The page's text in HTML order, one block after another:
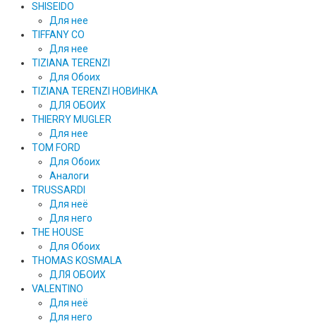
SHISEIDO
Для нее
TIFFANY CO
Для нее
TIZIANA TERENZI
Для Обоих
TIZIANA TERENZI НОВИНКА
ДЛЯ ОБОИХ
THIERRY MUGLER
Для нее
TOM FORD
Для Обоих
Аналоги
TRUSSARDI
Для неё
Для него
THE HOUSE
Для Обоих
THOMAS KOSMALA
ДЛЯ ОБОИХ
VALENTINO
Для неё
Для него